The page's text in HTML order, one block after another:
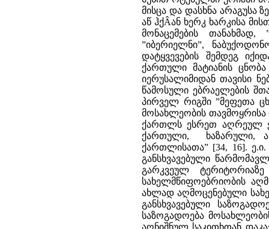
მისცა და დასხნა არაგუსა
აწ ჰქÂან ხერკ ხარკისა
მონაცემების
”იბერიელნი”,
დატყვევების შემდეგ
ქართული მატიანის ცნობა
იერუსალიმიდან თავისი
წამოსული ებრაელების
პირველ რიგში ”მეფეთა
მოსახლეობის თავმოყრისა
ქართლს ესრეთ აღრეულ
ქართული, ხაზარული,
ქართლისათა” [34, 16].
განსხვავებული
გარკვეულ
სახელმწიფოებრიობის
ახლად აღმოცენებული
განსხვავებული
საზოგადოება
აღნიშნულ საკითხთან